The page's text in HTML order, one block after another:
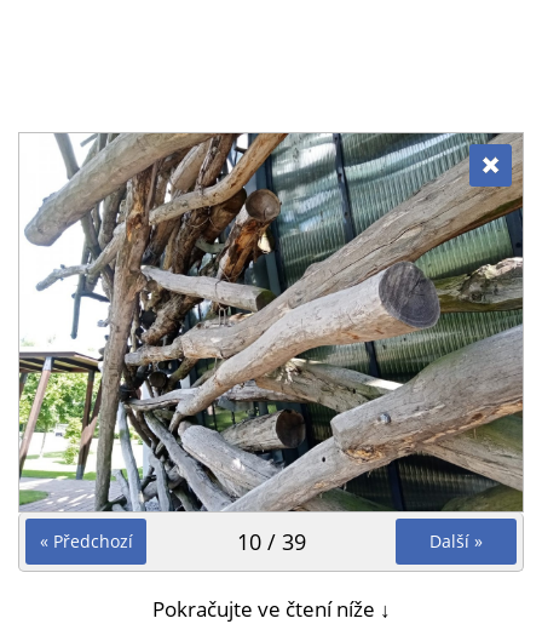
« Předchozí Další »
10 / 39
Pokračujte ve čtení níže ↓